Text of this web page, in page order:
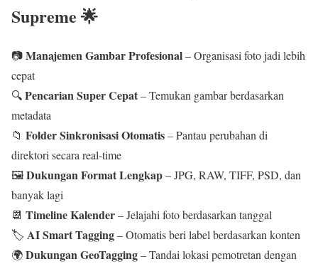
Supreme 🌟
📷Manajemen Gambar Profesional– Organisasi foto jadi lebih
cepat
🔍Pencarian Super Cepat– Temukan gambar berdasarkan
metadata
📁 Folder Sinkronisasi Otomatis– Pantau perubahan di
direktori secara real-time
🖼️Dukungan Format Lengkap– JPG, RAW, TIFF, PSD, dan
banyak lagi
📆 Timeline Kalender– Jelajahi foto berdasarkan tanggal
🏷️ AI Smart Tagging– Otomatis beri label berdasarkan konten
🌍Dukungan GeoTagging– Tandai lokasi pemotretan dengan